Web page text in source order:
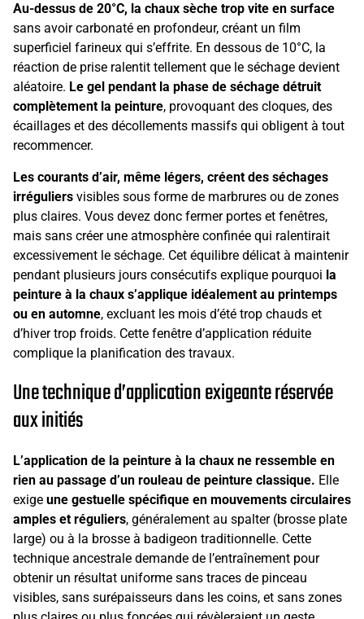
Au-dessus de 20°C, la chaux sèche trop vite en surface
sans avoir carbonaté en profondeur, créant un film
superficiel farineux qui s’effrite. En dessous de 10°C, la
réaction de prise ralentit tellement que le séchage devient
aléatoire. Le gel pendant la phase de séchage détruit
complètement la peinture, provoquant des cloques, des
écaillages et des décollements massifs qui obligent à tout
recommencer.
Les courants d’air, même légers, créent des séchages
irréguliers visibles sous forme de marbrures ou de zones
plus claires. Vous devez donc fermer portes et fenêtres,
mais sans créer une atmosphère confinée qui ralentirait
excessivement le séchage. Cet équilibre délicat à maintenir
pendant plusieurs jours consécutifs explique pourquoi la
peinture à la chaux s’applique idéalement au printemps
ou en automne, excluant les mois d’été trop chauds et
d’hiver trop froids. Cette fenêtre d’application réduite
complique la planification des travaux.
Une technique d’application exigeante réservée
aux initiés
L’application de la peinture à la chaux ne ressemble en
rien au passage d’un rouleau de peinture classique. Elle
exige une gestuelle spécifique en mouvements circulaires
amples et réguliers, généralement au spalter (brosse plate
large) ou à la brosse à badigeon traditionnelle. Cette
technique ancestrale demande de l’entraînement pour
obtenir un résultat uniforme sans traces de pinceau
visibles, sans surépaisseurs dans les coins, et sans zones